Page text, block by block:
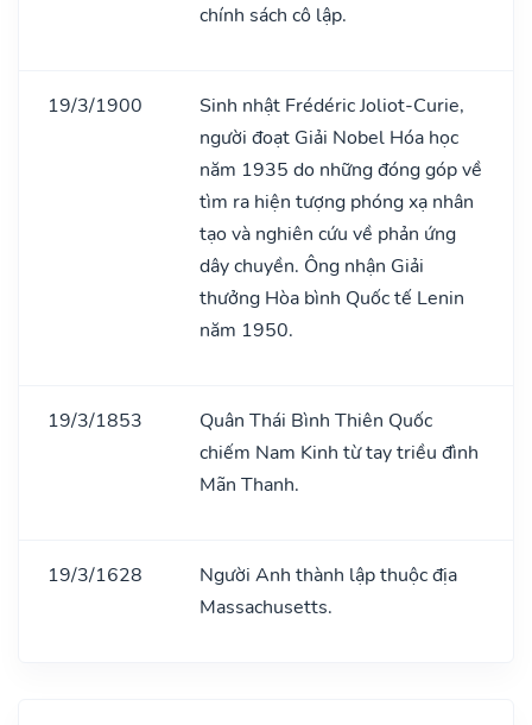
chính sách cô lập.
19/3/1900
Sinh nhật Frédéric Joliot-Curie,
người đoạt Giải Nobel Hóa học
năm 1935 do những đóng góp về
tìm ra hiện tượng phóng xạ nhân
tạo và nghiên cứu về phản ứng
dây chuyền. Ông nhận Giải
thưởng Hòa bình Quốc tế Lenin
năm 1950.
19/3/1853
Quân Thái Bình Thiên Quốc
chiếm Nam Kinh từ tay triều đình
Mãn Thanh.
19/3/1628
Người Anh thành lập thuộc địa
Massachusetts.